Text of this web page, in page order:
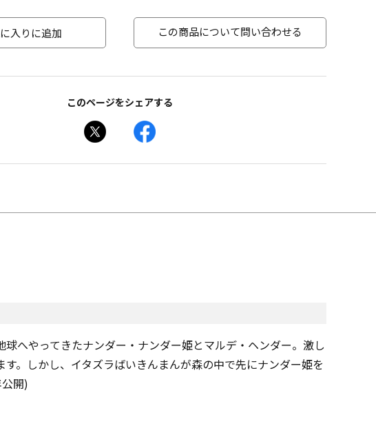
入りに追加 この商品について問い合わせる
このページをシェアする
へやってきたナンダー・ナンダー姫とマルデ・ヘンダー。激し
。しかし、イタズラばいきんまんが森の中で先にナンダー姫を
開)